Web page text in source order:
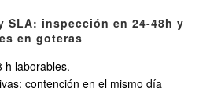
SLA: inspección en 24-48h y
en goteras
h laborables.
contención en el mismo día